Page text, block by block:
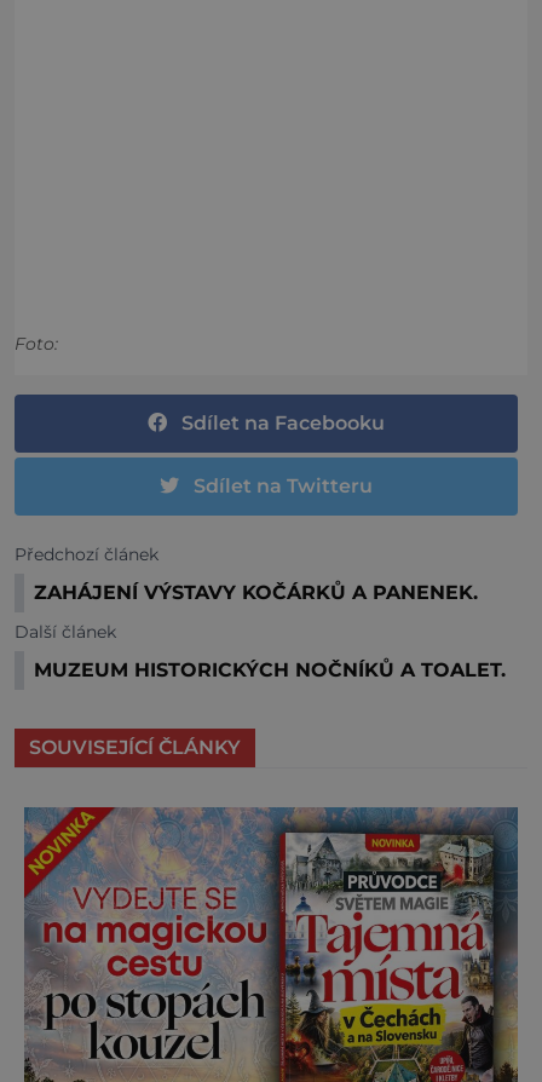
Foto:
Sdílet na Facebooku
Sdílet na Twitteru
Předchozí článek
ZAHÁJENÍ VÝSTAVY KOČÁRKŮ A PANENEK.
Další článek
MUZEUM HISTORICKÝCH NOČNÍKŮ A TOALET.
SOUVISEJÍCÍ ČLÁNKY